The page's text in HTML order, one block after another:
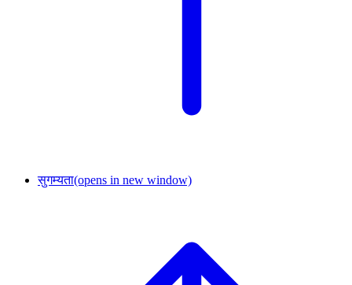
सुगम्यता(opens in new window)